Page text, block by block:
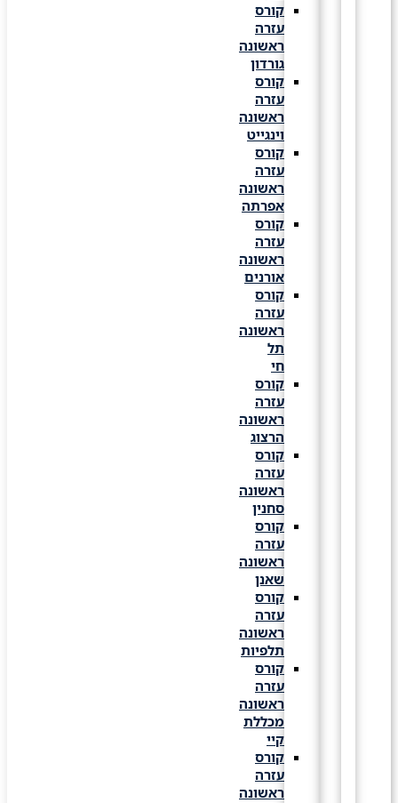
קורס
עזרה
ראשונה
גורדון
קורס
עזרה
ראשונה
וינגייט
קורס
עזרה
ראשונה
אפרתה
קורס
עזרה
ראשונה
אורנים
קורס
עזרה
ראשונה
קורס
עזרה
ראשונה
הרצוג
קורס
עזרה
ראשונה
סחנין
קורס
עזרה
ראשונה
קורס
עזרה
ראשונה
תלפיות
קורס
עזרה
ראשונה
מכללת
קורס
עזרה
ראשונה